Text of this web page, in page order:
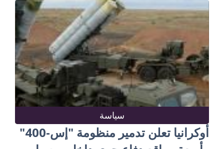
سياسة
أوكرانيا تعلن تدمير منظومة "إس-400"